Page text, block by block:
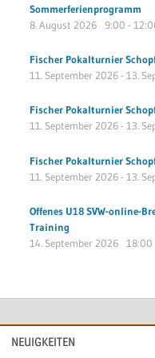
Sommerferienprogramm
8. August 2026
9:00 -
Fischer Pokalturnier
11. September 2026-13.
Fischer Pokalturnier
11. September 2026-13.
Fischer Pokalturnier
11. September 2026-13.
Offenes U18 SVW-online-
Training
14. September 2026
18:00
NEUIGKEITEN